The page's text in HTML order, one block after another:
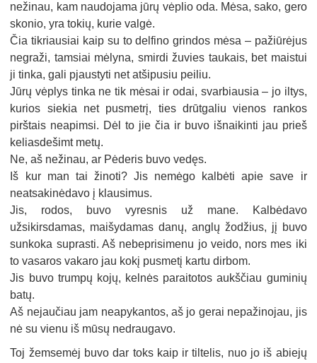
nežinau, kam naudojama jūrų vėplio oda. Mėsa, sako, gero
skonio, yra tokių, kurie valgė.
Čia tikriausiai kaip su to delfino grindos mėsa – pažiūrėjus
negraži, tamsiai mėlyna, smirdi žuvies taukais, bet maistui
ji tinka, gali pjaustyti net atšipusiu peiliu.
Jūrų vėplys tinka ne tik mėsai ir odai, svarbiausia – jo iltys,
kurios siekia net pusmetrį, ties drūtgaliu vienos rankos
pirštais neapimsi. Dėl to jie čia ir buvo išnaikinti jau prieš
keliasdešimt metų.
Ne, aš nežinau, ar Pėderis buvo vedęs.
Iš kur man tai žinoti? Jis nemėgo kalbėti apie save ir
neatsakinėdavo į klausimus.
Jis, rodos, buvo vyresnis už mane. Kalbėdavo
užsikirsdamas, maišydamas danų, anglų žodžius, jį buvo
sunkoka suprasti. Aš nebeprisimenu jo veido, nors mes iki
to vasaros vakaro jau kokį pusmetį kartu dirbom.
Jis buvo trumpų kojų, kelnės paraitotos aukščiau guminių
batų.
Aš nejaučiau jam neapykantos, aš jo gerai nepažinojau, jis
nė su vienu iš mūsų nedraugavo.
Toj žemsemėj buvo dar toks kaip ir tiltelis, nuo jo iš abiejų